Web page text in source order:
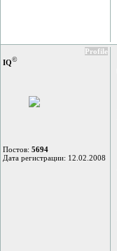
Profile
IQ©
Постов: 5694
Дата регистрации: 12.02.2008